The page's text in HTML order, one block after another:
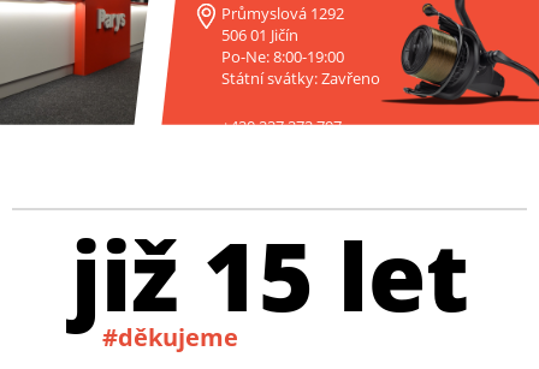
Průmyslová 1292
506 01 Jičín
Po-Ne: 8:00-19:00
Státní svátky: Zavřeno
+420 227 272 797
již 15 let
#děkujeme